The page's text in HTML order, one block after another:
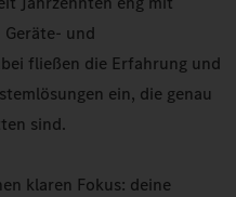
und
fließen die Erfahrung und
ein, die genau
sind.
klaren Fokus: deine